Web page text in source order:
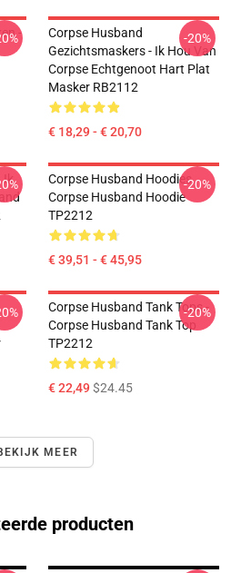
-
Corpse Husband
Gezichtsmaskers - Ik Hou Van
Corpse Echtgenoot Hart Plat
Masker RB2112
€ 18,29 - € 20,70
-20%
Ik
Corpse Husband Hoodies.
Corpse Husband Hoodie
TP2212
€ 39,51 - € 45,95
-20%
Corpse Husband Tank Tops -
Corpse Husband Tank Top
TP2212
€ 22,49$24.45
-20%
MEER
producten